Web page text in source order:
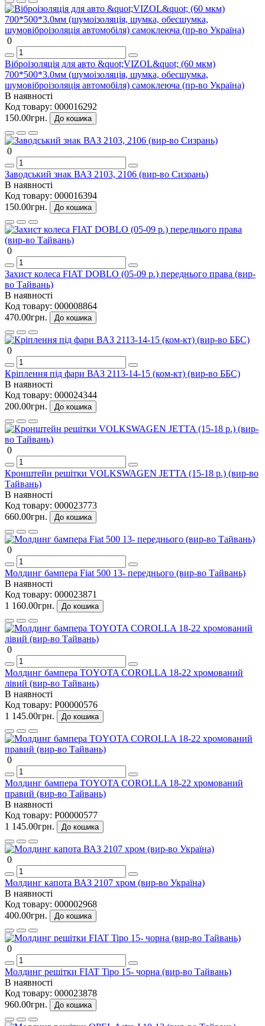
0
Віброізоляція для авто &quot;VIZOL&quot; (60 мкм)
700*500*3.0мм (шумоізоляція, шумка, обесшумка,
шумовіброізоляція автомобіля) самоклеюча (пр-во Україна)
В наявності
Код товару: 000016292
150.00грн.
До кошика
0
Заводський знак ВАЗ 2103, 2106 (вир-во Сизрань)
В наявності
Код товару: 000016394
150.00грн.
До кошика
0
Захист колеса FIAT DOBLO (05-09 р.) переднього права (вир-
во Тайвань)
В наявності
Код товару: 000008864
470.00грн.
До кошика
0
Кріплення під фари ВАЗ 2113-14-15 (ком-кт) (вир-во ББС)
В наявності
Код товару: 000024344
200.00грн.
До кошика
0
Кронштейн решітки VOLKSWAGEN JETTA (15-18 р.) (вир-во
Тайвань)
В наявності
Код товару: 000023773
660.00грн.
До кошика
0
Молдинг бампера Fiat 500 13- переднього (вир-во Тайвань)
В наявності
Код товару: 000023871
1 160.00грн.
До кошика
0
Молдинг бампера TOYOTA COROLLA 18-22 хромований
лівий (вир-во Тайвань)
В наявності
Код товару: P00000576
1 145.00грн.
До кошика
0
Молдинг бампера TOYOTA COROLLA 18-22 хромований
правий (вир-во Тайвань)
В наявності
Код товару: P00000577
1 145.00грн.
До кошика
0
Молдинг капота ВАЗ 2107 хром (вир-во Україна)
В наявності
Код товару: 000002968
400.00грн.
До кошика
0
Молдинг решітки FIAT Tipo 15- чорна (вир-во Тайвань)
В наявності
Код товару: 000023878
960.00грн.
До кошика